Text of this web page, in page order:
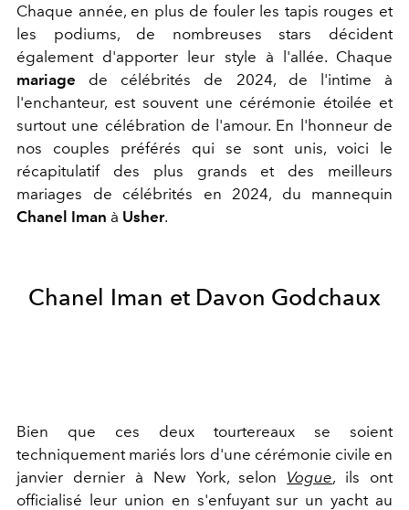
Chaque année, en plus de fouler les tapis rouges et
les podiums, de nombreuses stars décident
également d'apporter leur style à l'allée. Chaque
mariage de célébrités de 2024, de l'intime à
l'enchanteur, est souvent une cérémonie étoilée et
surtout une célébration de l'amour. En l'honneur de
nos couples préférés qui se sont unis, voici le
récapitulatif des plus grands et des meilleurs
mariages de célébrités en 2024, du mannequin
Chanel Iman à Usher.
Chanel Iman et Davon Godchaux
Bien que ces deux tourtereaux se soient
techniquement mariés lors d'une cérémonie civile en
janvier dernier à New York, selon Vogue, ils ont
officialisé leur union en s'enfuyant sur un yacht au